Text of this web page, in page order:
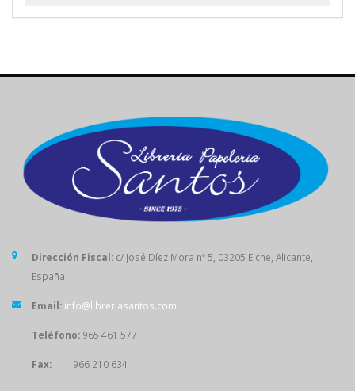
Dirección Fiscal: c/ José Díez Mora nº 5, 03205 Elche, Alicante,
España
Email: info@libreriasantos.com
Teléfono: 965 461 577
Fax: 966 210 634